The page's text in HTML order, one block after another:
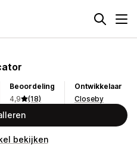
Beoordeling
4,9
(18)
Ontwikkelaar
Closeby
bekijken